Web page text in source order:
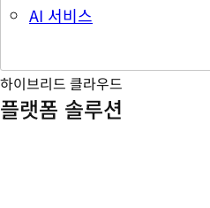
AI 서비스
하이브리드 클라우드
플랫폼 솔루션